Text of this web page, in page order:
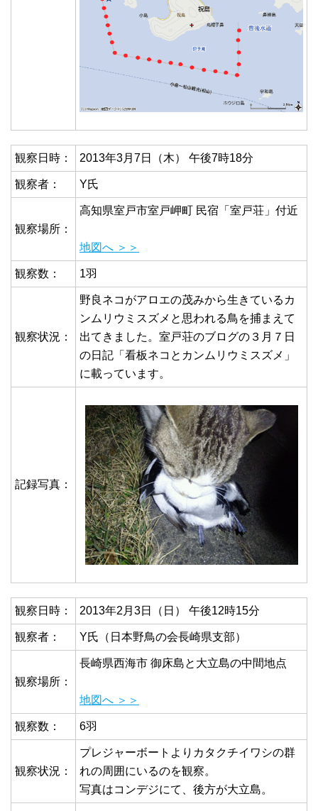
観察日時： 2013年3月7日（木） 午後7時18分
観察者： Y氏
観察場所：
高知県室戸市室戸岬町 民宿「室戸荘」付近
地図へ ＞＞
観察数： 1羽
観察状況：
野良ネコがアロエの茂みから生きているカ
ンムリウミスズメと思われる鳥を捕まえて
出てきました。室戸荘のブログの３月７日
の日記「看板ネコとカンムリウミスズメ」
に載っています。
記録写真：
観察日時： 2013年2月3日（日） 午後12時15分
観察者： Y氏（日本野鳥の会長崎県支部）
観察場所：
長崎県西海市 御床島と大立島の中間地点
地図へ ＞＞
観察数： 6羽
観察状況：
プレジャーボートよりカタクチイワシの群
れの周囲にいるのを観察。
写真はコンデジにて、後方が大立島。